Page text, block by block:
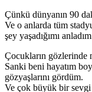
Çünkü dünyanın 90
Ve o anlarda tüm
şey yaşadığımı
Çocukların gözlerinde
Sanki beni hayatım
gözyaşlarını gördüm.
Ve çok büyük bir